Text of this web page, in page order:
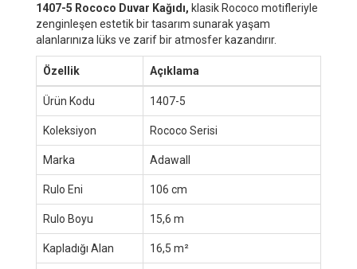
1407-5 Rococo Duvar Kağıdı, klasik Rococo motifleriyle
zenginleşen estetik bir tasarım sunarak yaşam
alanlarınıza lüks ve zarif bir atmosfer kazandırır.
Özellik Açıklama
Ürün Kodu 1407-5
Koleksiyon Rococo Serisi
Marka Adawall
Rulo Eni 106 cm
Rulo Boyu 15,6 m
Kapladığı Alan 16,5 m²